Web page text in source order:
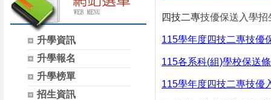
升學資訊
升學報名
升學榜單
招生資訊
四技二專技優保送入學招
115學年度四技二專技優
115各系科(組)學校保送
115學年度四技二專技優